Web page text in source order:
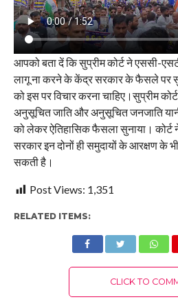
आपको बता दें कि सुप्रीम कोर्ट ने एससी-
लागू ना करने के केंद्र सरकार के फैसले पर
को इस पर विचार करना चाहिए।सुप्रीम
अनुसूचित जाति और अनुसूचित जनजाति
को लेकर ऐतिहासिक फैसला सुनाया।
सरकार इन दोनों ही समुदायों के आरक्षण के
सकती है।
Post Views: 1,351
RELATED ITEMS:
CLICK TO